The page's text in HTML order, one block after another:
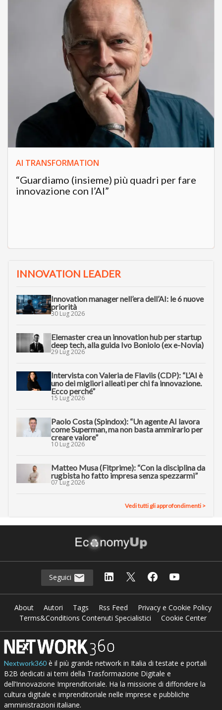
AI TRANSFORMATION
“Guardiamo (insieme) più quadri per fare
innovazione con l’AI”
INNOVATION LEADER
Innovation manager nell’era dell’AI: le 6 nuove
priorità
30 Lug 2026
Elemaster crea un innovation hub per startup
deep tech, alla guida Ivo Boniolo (ex e-Novia)
29 Lug 2026
Intervista con Valeria de Flaviis (CDP): “L’AI è
uno dei migliori alleati per chi fa innovazione.
Ecco perché”
15 Lug 2026
Paolo Costa (Spindox): “Un agente AI lavora
come Superman, ma non basta ammirarlo per
creare valore”
10 Lug 2026
Matteo Musa (Fitprime): “Con la disciplina da
rugbista ho fatto impresa senza spezzarmi”
07 Lug 2026
Vedi tutti gli approfondimenti >
Seguici
About Autori Tags Rss Feed
Privacy e Cookie Policy
Terms&Conditions Contenuti Specialistici
Cookie Center
Nextwork360è il più grande network in Italia di testate e portali
B2B dedicati ai temi della Trasformazione Digitale e
dell’Innovazione Imprenditoriale. Ha la missione di diffondere la
cultura digitale e imprenditoriale nelle imprese e pubbliche
amministrazioni italiane.